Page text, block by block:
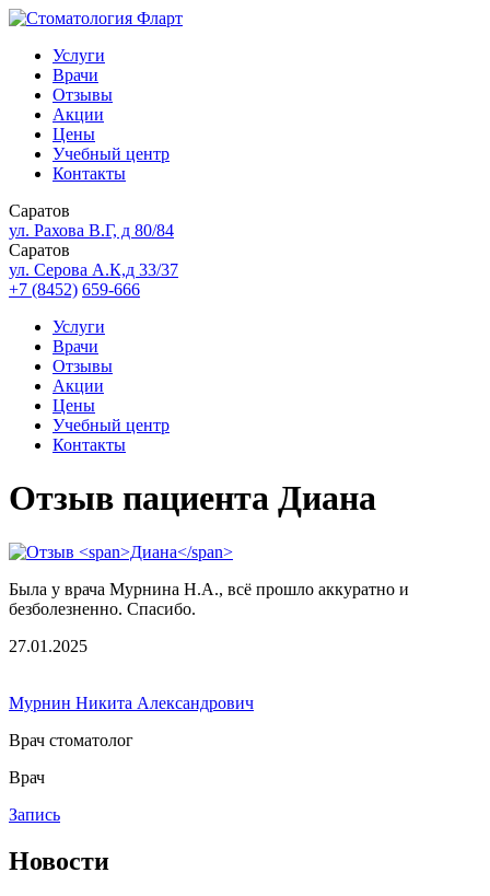
Услуги
Врачи
Отзывы
Акции
Цены
Учебный центр
Контакты
Саратов
ул. Рахова В.Г, д 80/84
Саратов
ул. Серова А.К,д 33/37
+7 (8452) 659-666
Услуги
Врачи
Отзывы
Акции
Цены
Учебный центр
Контакты
Отзыв пациента Диана
Была у врача Мурнина Н.А., всё прошло аккуратно и
безболезненно. Спасибо.
27.01.2025
Мурнин Никита Александрович
Врач стоматолог
Врач
Запись
Новости